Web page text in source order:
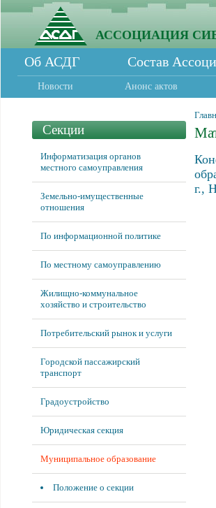
АССОЦИАЦИЯ
Об АСДГ Состав
Новости Анонс актов
Секции
Информатизация органов
местного самоуправления
Земельно-имущественные
отношения
По информационной политике
По местному самоуправлению
Жилищно-коммунальное
хозяйство и строительство
Потребительский рынок и услуги
Городской пассажирский
транспорт
Градоустройство
Юридическая секция
Муниципальное образование
Положение о секции
г.,